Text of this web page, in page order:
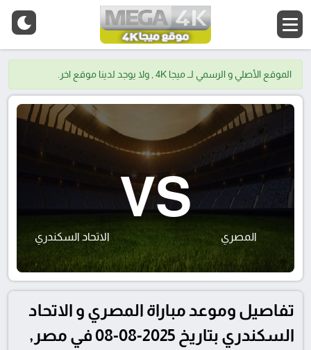
الموقع الأصلي و الرسمي لــ ميجا 4K , ولا يوجد لدينا موقع اخر.
المصري
VS
الاتحاد السكندري
تفاصيل وموعد مباراة المصري و الاتحاد
السكندري بتاريخ 2025-08-08 في مصر,